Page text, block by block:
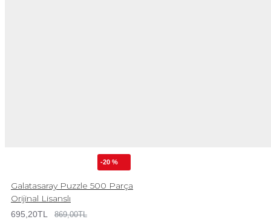
-20 %
Galatasaray Puzzle 500 Parça
Orijinal Lisanslı
695,20TL 869,00TL